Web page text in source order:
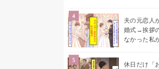
夫の元恋人
婚式→挨拶
なかった私
休日だけ「